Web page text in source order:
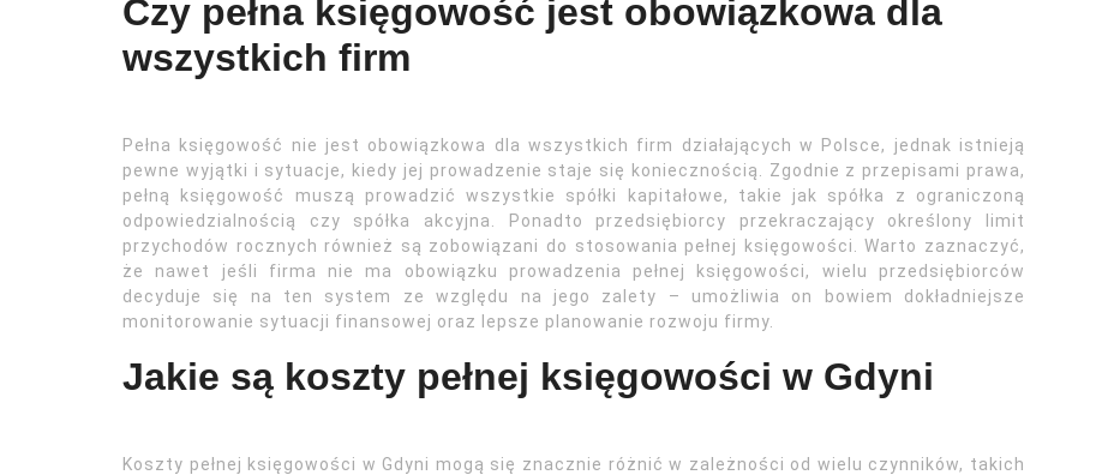
Czy pełna księgowość jest obowiązkowa dla
wszystkich firm
Pełna księgowość nie jest obowiązkowa dla wszystkich firm działających w Polsce, jednak istnieją
pewne wyjątki i sytuacje, kiedy jej prowadzenie staje się koniecznością. Zgodnie z przepisami prawa,
pełną księgowość muszą prowadzić wszystkie spółki kapitałowe, takie jak spółka z ograniczoną
odpowiedzialnością czy spółka akcyjna. Ponadto przedsiębiorcy przekraczający określony limit
przychodów rocznych również są zobowiązani do stosowania pełnej księgowości. Warto zaznaczyć,
że nawet jeśli firma nie ma obowiązku prowadzenia pełnej księgowości, wielu przedsiębiorców
decyduje się na ten system ze względu na jego zalety – umożliwia on bowiem dokładniejsze
monitorowanie sytuacji finansowej oraz lepsze planowanie rozwoju firmy.
Jakie są koszty pełnej księgowości w Gdyni
Koszty pełnej księgowości w Gdyni mogą się znacznie różnić w zależności od wielu czynników, takich